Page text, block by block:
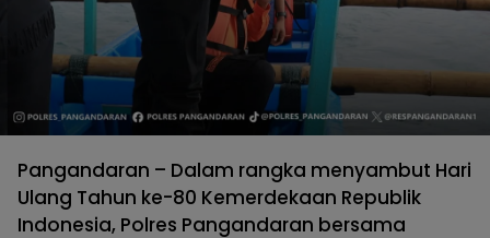
Pangandaran – Dalam rangka menyambut Hari
Ulang Tahun ke-80 Kemerdekaan Republik
Indonesia, Polres Pangandaran bersama